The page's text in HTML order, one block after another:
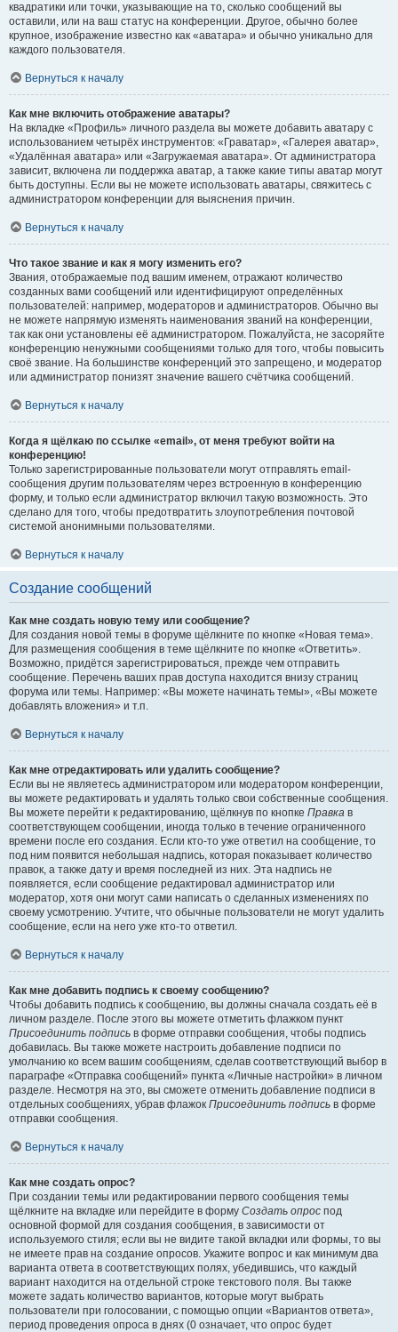
квадратики или точки, указывающие на то, сколько сообщений вы
оставили, или на ваш статус на конференции. Другое, обычно более
крупное, изображение известно как «аватара» и обычно уникально для
каждого пользователя.
Вернуться к началу
Как мне включить отображение аватары?
На вкладке «Профиль» личного раздела вы можете добавить аватару с
использованием четырёх инструментов: «Граватар», «Галерея аватар»,
«Удалённая аватара» или «Загружаемая аватара». От администратора
зависит, включена ли поддержка аватар, а также какие типы аватар могут
быть доступны. Если вы не можете использовать аватары, свяжитесь с
администратором конференции для выяснения причин.
Вернуться к началу
Что такое звание и как я могу изменить его?
Звания, отображаемые под вашим именем, отражают количество
созданных вами сообщений или идентифицируют определённых
пользователей: например, модераторов и администраторов. Обычно вы
не можете напрямую изменять наименования званий на конференции,
так как они установлены её администратором. Пожалуйста, не засоряйте
конференцию ненужными сообщениями только для того, чтобы повысить
своё звание. На большинстве конференций это запрещено, и модератор
или администратор понизят значение вашего счётчика сообщений.
Вернуться к началу
Когда я щёлкаю по ссылке «email», от меня требуют войти на
конференцию!
Только зарегистрированные пользователи могут отправлять email-
сообщения другим пользователям через встроенную в конференцию
форму, и только если администратор включил такую возможность. Это
сделано для того, чтобы предотвратить злоупотребления почтовой
системой анонимными пользователями.
Вернуться к началу
Создание сообщений
Как мне создать новую тему или сообщение?
Для создания новой темы в форуме щёлкните по кнопке «Новая тема».
Для размещения сообщения в теме щёлкните по кнопке «Ответить».
Возможно, придётся зарегистрироваться, прежде чем отправить
сообщение. Перечень ваших прав доступа находится внизу страниц
форума или темы. Например: «Вы можете начинать темы», «Вы можете
добавлять вложения» и т.п.
Вернуться к началу
Как мне отредактировать или удалить сообщение?
Если вы не являетесь администратором или модератором конференции,
вы можете редактировать и удалять только свои собственные сообщения.
Вы можете перейти к редактированию, щёлкнув по кнопке Правка в
соответствующем сообщении, иногда только в течение ограниченного
времени после его создания. Если кто-то уже ответил на сообщение, то
под ним появится небольшая надпись, которая показывает количество
правок, а также дату и время последней из них. Эта надпись не
появляется, если сообщение редактировал администратор или
модератор, хотя они могут сами написать о сделанных изменениях по
своему усмотрению. Учтите, что обычные пользователи не могут удалить
сообщение, если на него уже кто-то ответил.
Вернуться к началу
Как мне добавить подпись к своему сообщению?
Чтобы добавить подпись к сообщению, вы должны сначала создать её в
личном разделе. После этого вы можете отметить флажком пункт
Присоединить подпись в форме отправки сообщения, чтобы подпись
добавилась. Вы также можете настроить добавление подписи по
умолчанию ко всем вашим сообщениям, сделав соответствующий выбор в
параграфе «Отправка сообщений» пункта «Личные настройки» в личном
разделе. Несмотря на это, вы сможете отменить добавление подписи в
отдельных сообщениях, убрав флажок Присоединить подпись в форме
отправки сообщения.
Вернуться к началу
Как мне создать опрос?
При создании темы или редактировании первого сообщения темы
щёлкните на вкладке или перейдите в форму Создать опрос под
основной формой для создания сообщения, в зависимости от
используемого стиля; если вы не видите такой вкладки или формы, то вы
не имеете прав на создание опросов. Укажите вопрос и как минимум два
варианта ответа в соответствующих полях, убедившись, что каждый
вариант находится на отдельной строке текстового поля. Вы также
можете задать количество вариантов, которые могут выбрать
пользователи при голосовании, с помощью опции «Вариантов ответа»,
период проведения опроса в днях (0 означает, что опрос будет